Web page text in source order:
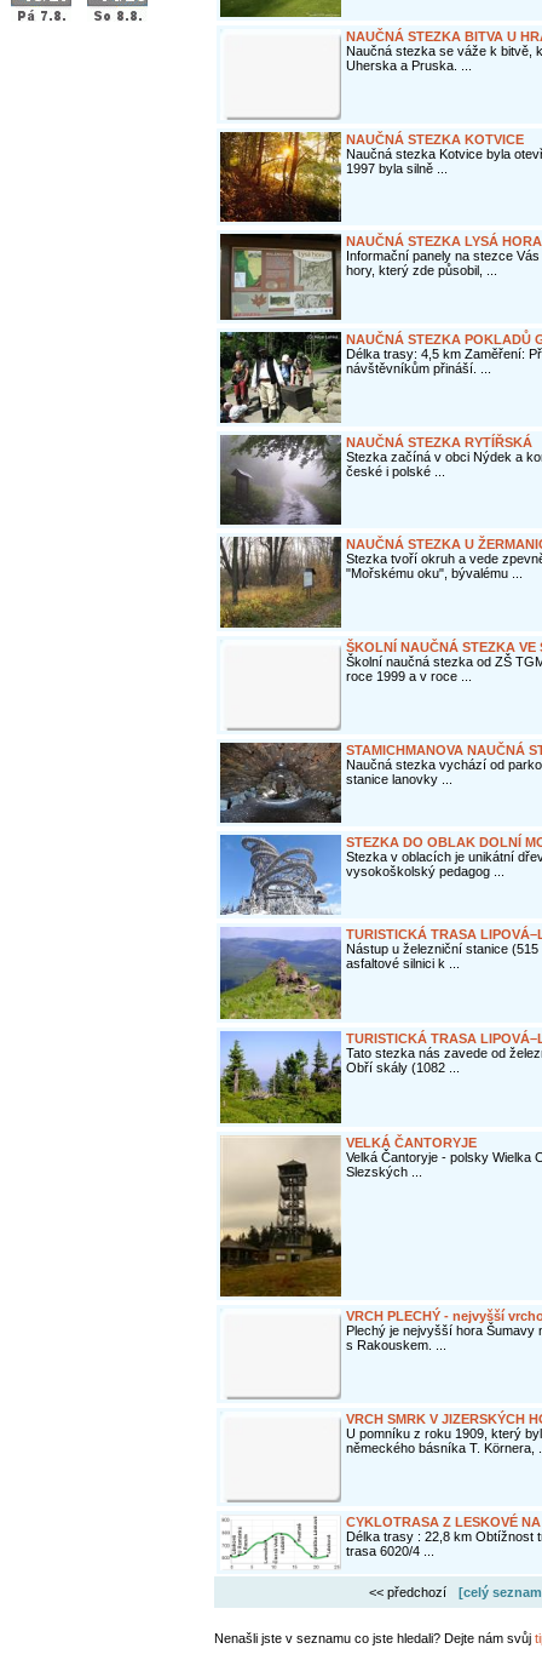
NAUČNÁ STEZKA BITVA U
Naučná stezka se váže k bitvě,
Uherska a Pruska. ...
NAUČNÁ STEZKA KOTVICE
Naučná stezka Kotvice byla
1997 byla silně ...
NAUČNÁ STEZKA LYSÁ HORA
Informační panely na stezce
hory, který zde působil, ...
NAUČNÁ STEZKA POKLADŮ
Délka trasy: 4,5 km Zaměření:
návštěvníkům přináší. ...
NAUČNÁ STEZKA RYTÍŘSKÁ
Stezka začíná v obci Nýdek a
české i polské ...
NAUČNÁ STEZKA U
Stezka tvoří okruh a vede
"Mořskému oku", bývalému ...
ŠKOLNÍ NAUČNÁ STEZKA VE
Školní naučná stezka od ZŠ
roce 1999 a v roce ...
STAMICHMANOVA NAUČNÁ
Naučná stezka vychází od
stanice lanovky ...
STEZKA DO OBLAK DOLNÍ
Stezka v oblacích je unikátní
vysokoškolský pedagog ...
TURISTICKÁ TRASA
Nástup u železniční stanice
asfaltové silnici k ...
TURISTICKÁ TRASA
Tato stezka nás zavede od
Obří skály (1082 ...
VELKÁ ČANTORYJE
Velká Čantoryje - polsky Wielka
Slezských ...
VRCH PLECHÝ - nejvyšší
Plechý je nejvyšší hora Šumavy
s Rakouskem. ...
VRCH SMRK V JIZERSKÝCH
U pomníku z roku 1909, který
německého básníka T. Körnera,
CYKLOTRASA Z LESKOVÉ
Délka trasy : 22,8 km Obtížnost
trasa 6020/4 ...
<< předchozí [celý
Nenašli jste v seznamu co jste hledali? Dejte nám svůj